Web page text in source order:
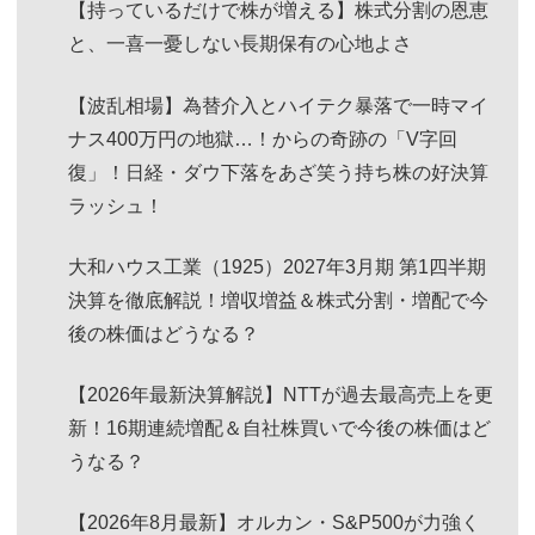
【持っているだけで株が増える】株式分割の恩恵
と、一喜一憂しない長期保有の心地よさ
【波乱相場】為替介入とハイテク暴落で一時マイ
ナス400万円の地獄…！からの奇跡の「V字回
復」！日経・ダウ下落をあざ笑う持ち株の好決算
ラッシュ！
大和ハウス工業（1925）2027年3月期 第1四半期
決算を徹底解説！増収増益＆株式分割・増配で今
後の株価はどうなる？
【2026年最新決算解説】NTTが過去最高売上を更
新！16期連続増配＆自社株買いで今後の株価はど
うなる？
【2026年8月最新】オルカン・S&P500が力強く